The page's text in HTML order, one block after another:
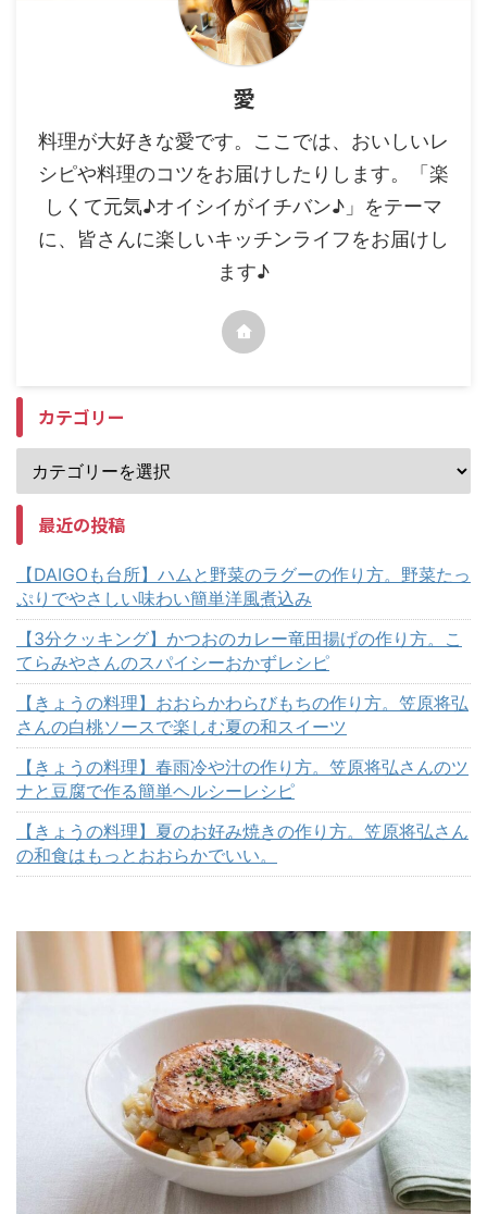
愛
料理が大好きな愛です。ここでは、おいしいレ
シピや料理のコツをお届けしたりします。「楽
しくて元気♪オイシイがイチバン♪」をテーマ
に、皆さんに楽しいキッチンライフをお届けし
ます♪
カテゴリー
最近の投稿
【DAIGOも台所】ハムと野菜のラグーの作り方。野菜たっ
ぷりでやさしい味わい簡単洋風煮込み
【3分クッキング】かつおのカレー竜田揚げの作り方。こ
てらみやさんのスパイシーおかずレシピ
【きょうの料理】おおらかわらびもちの作り方。笠原将弘
さんの白桃ソースで楽しむ夏の和スイーツ
【きょうの料理】春雨冷や汁の作り方。笠原将弘さんのツ
ナと豆腐で作る簡単ヘルシーレシピ
【きょうの料理】夏のお好み焼きの作り方。笠原将弘さん
の和食はもっとおおらかでいい。